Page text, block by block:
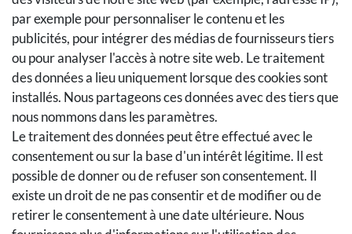
Droit de rétractation
Retours
Se rétracter du contrat
Panier d'achat
A la caisse
Aide
Social Media
Facebook
Instagram
Pinterest
par exemple pour personnaliser le contenu et les
publicités, pour intégrer des médias de fournisseurs tiers
ou pour analyser l'accès à notre site web. Le traitement
des données a lieu uniquement lorsque des cookies sont
installés. Nous partageons ces données avec des tiers que
nous nommons dans les paramètres.
Le traitement des données peut être effectué avec le
consentement ou sur la base d'un intérêt légitime. Il est
possible de donner ou de refuser son consentement. Il
existe un droit de ne pas consentir et de modifier ou de
retirer le consentement à une date ultérieure. Nous